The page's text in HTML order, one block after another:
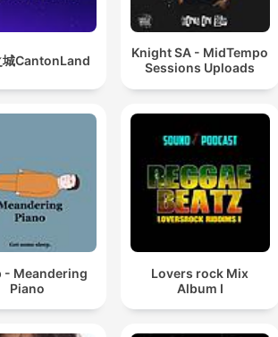
城CantonLand
Knight SA - MidTempo
Sessions Uploads
- Meandering
Piano
Lovers rock Mix
Album I